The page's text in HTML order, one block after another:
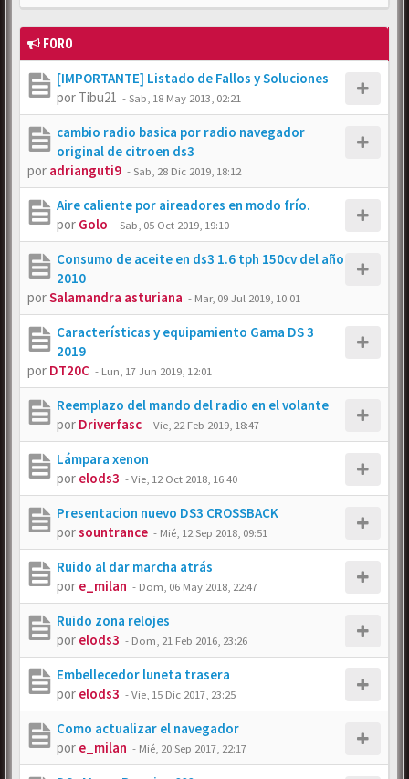
FORO
[IMPORTANTE] Listado de Fallos y Soluciones
por Tibu21 -Sab, 18 May 2013, 02:21
cambio radio basica por radio navegador
original de citroen ds3
por adrianguti9 -Sab, 28 Dic 2019, 18:12
Aire caliente por aireadores en modo frío.
por Golo -Sab, 05 Oct 2019, 19:10
Consumo de aceite en ds3 1.6 tph 150cv del año
2010
porSalamandra asturiana - Mar, 09 Jul 2019, 10:01
Características y equipamiento Gama DS 3
2019
por DT20C - Lun, 17 Jun 2019, 12:01
Reemplazo del mando del radio en el volante
por Driverfasc -Vie, 22 Feb 2019, 18:47
Lámpara xenon
por elods3 -Vie, 12 Oct 2018, 16:40
Presentacion nuevo DS3 CROSSBACK
porsountrance - Mié, 12 Sep 2018, 09:51
Ruido al dar marcha atrás
por e_milan - Dom, 06 May 2018, 22:47
Ruido zona relojes
por elods3 - Dom, 21 Feb 2016, 23:26
Embellecedor luneta trasera
por elods3 -Vie, 15 Dic 2017, 23:25
Como actualizar el navegador
por e_milan - Mié, 20 Sep 2017, 22:17